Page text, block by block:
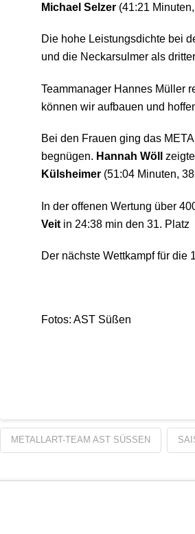
Michael Selzer (41:21
Die hohe Leistungsdichte bei
und die Neckarsulmer als
Teammanager Hannes Müller
können wir aufbauen und
Bei den Frauen ging das
begnügen. Hannah Wöll
Külsheimer (51:04 Minuten,
In der offenen Wertung über
Veit in 24:38 min den 31. Platz
Der nächste Wettkampf für
Fotos: AST Süßen
METALLART-TEAM AST SÜSSEN